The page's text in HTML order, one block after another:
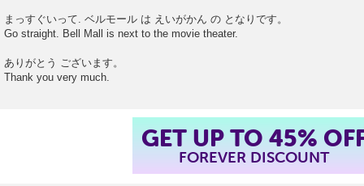
まっすぐいって. ベルモール は えいがかん の となりです。
Go straight. Bell Mall is next to the movie theater.
ありがとう ございます。
Thank you very much.
GET UP TO 45%
FOREVER DISCOUNT